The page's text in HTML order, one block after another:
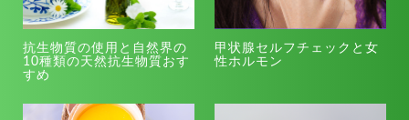
抗生物質の使用と自然界の
10種類の天然抗生物質おす
すめ
甲状腺セルフチェックと女
性ホルモン